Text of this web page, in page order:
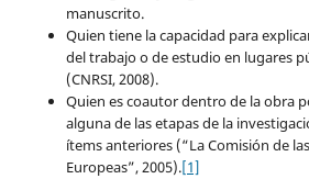
manuscrito.
Quien tiene la capacidad para
del trabajo o de estudio en lugares
(CNRSI, 2008).
Quien es coautor dentro de la obra
alguna de las etapas de la
ítems anteriores (“La Comisión de
Europeas”, 2005).[1]